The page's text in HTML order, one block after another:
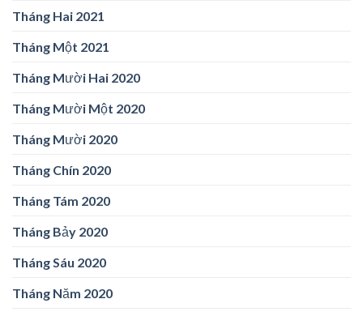
Tháng Hai 2021
Tháng Một 2021
Tháng Mười Hai 2020
Tháng Mười Một 2020
Tháng Mười 2020
Tháng Chín 2020
Tháng Tám 2020
Tháng Bảy 2020
Tháng Sáu 2020
Tháng Năm 2020